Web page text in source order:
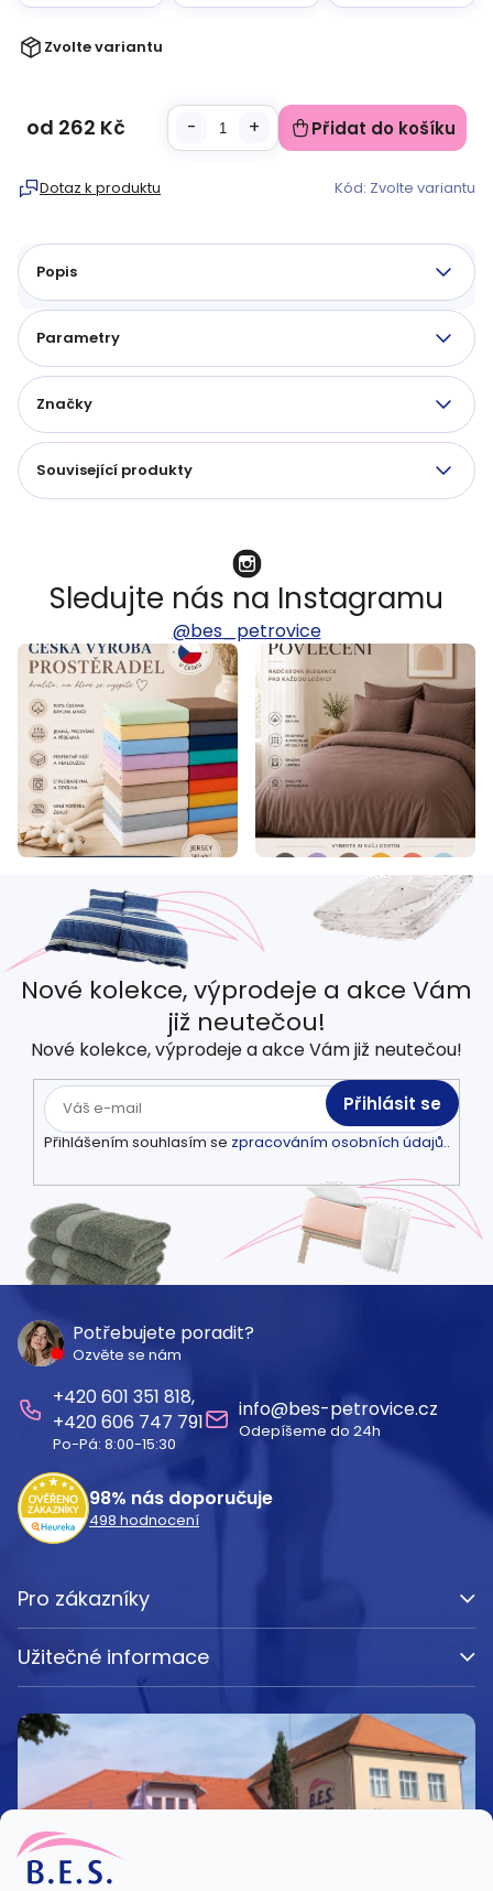
Zvolte variantu
Dotaz k produktu Kód: Zvolte variantu
od 262 Kč Přidat do košíku
Popis
Parametry
Značky
Související produkty
Sledujte nás na Instagramu
@bes_petrovice
Nové kolekce, výprodeje a akce Vám
již neutečou!
Nové kolekce, výprodeje a akce Vám již neutečou!
Přihlášením souhlasím se zpracováním osobních údajů..
Přihlásit se
Potřebujete poradit?
Ozvěte se nám
601 351 818
606 747 791
Po-Pá: 8:00-15:30
info@bes-petrovice.cz
Odepíšeme do 24h
98% nás doporučuje
498 hodnocení
Pro zákazníky
Užitečné informace